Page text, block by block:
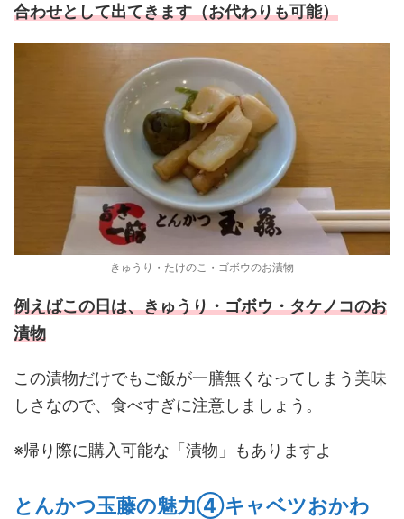
合わせとして出てきます（お代わりも可能）
きゅうり・たけのこ・ゴボウのお漬物
例えばこの日は、きゅうり・ゴボウ・タケノコのお
漬物
この漬物だけでもご飯が一膳無くなってしまう美味
しさなので、食べすぎに注意しましょう。
※帰り際に購入可能な「漬物」もありますよ
とんかつ玉藤の魅力④キャベツおかわ